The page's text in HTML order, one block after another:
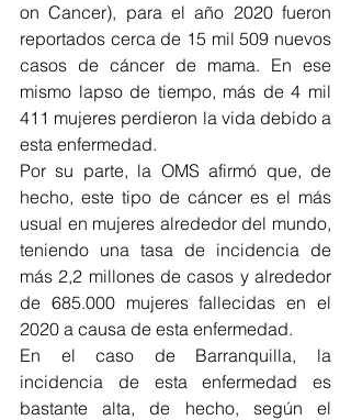
on Cancer), para el año 2020 fueron
reportados cerca de 15 mil 509 nuevos
casos de cáncer de mama. En ese
mismo lapso de tiempo, más de 4 mil
411 mujeres perdieron la vida debido a
esta enfermedad.
Por su parte, la OMS afirmó que, de
hecho, este tipo de cáncer es el más
usual en mujeres alrededor del mundo,
teniendo una tasa de incidencia de
más 2,2 millones de casos y alrededor
de 685.000 mujeres fallecidas en el
2020 a causa de esta enfermedad.
En el caso de Barranquilla, la
incidencia de esta enfermedad es
bastante alta, de hecho, según el